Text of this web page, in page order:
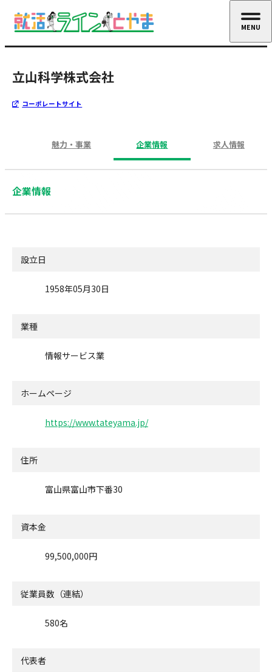
立山科学株式会社
コーポレートサイト
魅力・事業 企業情報 求人情報
企業情報
設立日
1958年05月30日
業種
情報サービス業
ホームページ
https://www.tateyama.jp/
住所
富山県富山市下番30
資本金
99,500,000円
従業員数（連結）
580名
代表者
MENU